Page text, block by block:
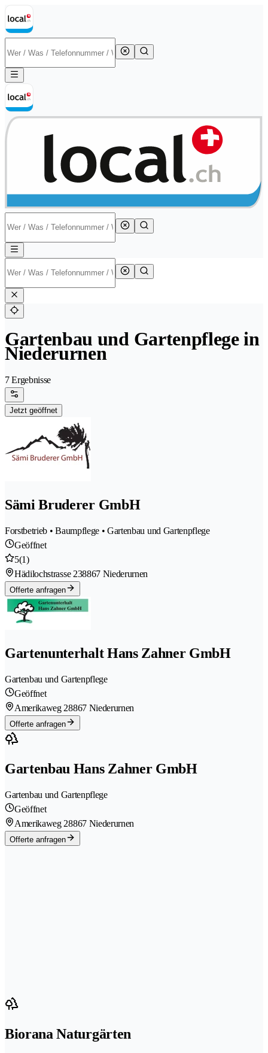
Gartenbau und Gartenpflege in
Niederurnen
7 Ergebnisse
Jetzt geöffnet
Sämi Bruderer GmbH
Forstbetrieb • Baumpflege • Gartenbau und Gartenpflege
Geöffnet
5(1)
Hädilochstrasse 238867 Niederurnen
Offerte anfragen
Gartenunterhalt Hans Zahner GmbH
Gartenbau und Gartenpflege
Geöffnet
Amerikaweg 28867 Niederurnen
Offerte anfragen
Gartenbau Hans Zahner GmbH
Gartenbau und Gartenpflege
Geöffnet
Amerikaweg 28867 Niederurnen
Offerte anfragen
Biorana Naturgärten